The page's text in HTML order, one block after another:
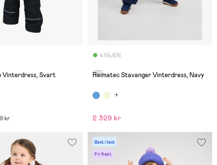
Vinterdress, Svart
kr
4 IGJEN
(27)
Reimatec Stavanger Vinterdress, Navy
2 329 kr
Best i test
Fri frakt